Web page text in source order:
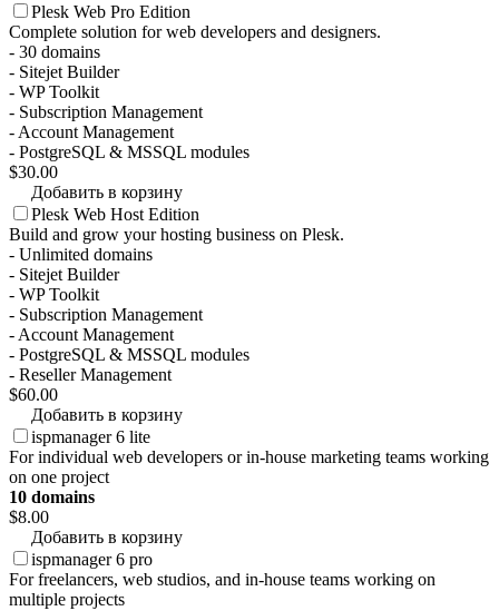
Plesk Web Pro Edition
Complete solution for web developers and designers.
- 30 domains
- Sitejet Builder
- WP Toolkit
- Subscription Management
- Account Management
- PostgreSQL & MSSQL modules
$30.00
Добавить в корзину
Plesk Web Host Edition
Build and grow your hosting business on Plesk.
- Unlimited domains
- Sitejet Builder
- WP Toolkit
- Subscription Management
- Account Management
- PostgreSQL & MSSQL modules
- Reseller Management
$60.00
Добавить в корзину
ispmanager 6 lite
For individual web developers or in-house marketing teams working
on one project
10 domains
$8.00
Добавить в корзину
ispmanager 6 pro
For freelancers, web studios, and in-house teams working on
multiple projects